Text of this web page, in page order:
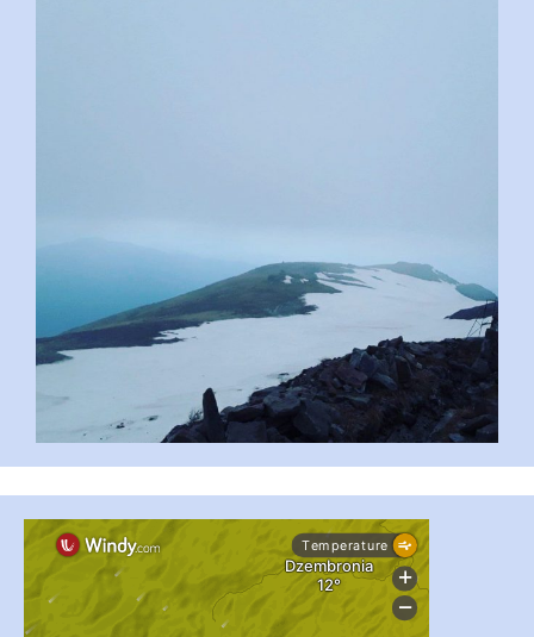
...
pimrec_project